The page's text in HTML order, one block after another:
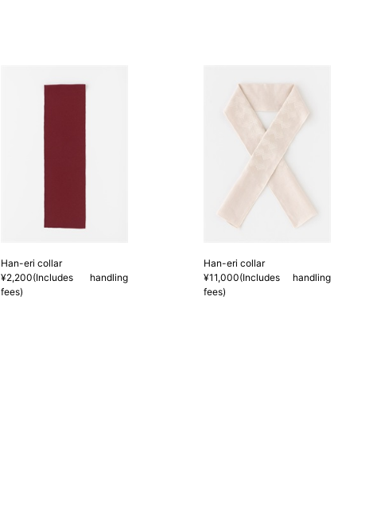
Han-eri collar
¥2,200(Includes handling
fees)
Han-eri collar
¥11,000(Includes handling
fees)